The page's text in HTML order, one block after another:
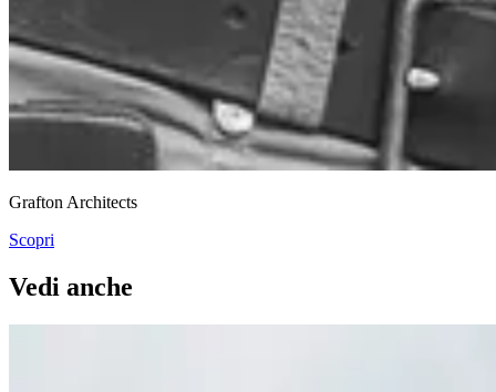
Grafton Architects
Scopri
Vedi anche